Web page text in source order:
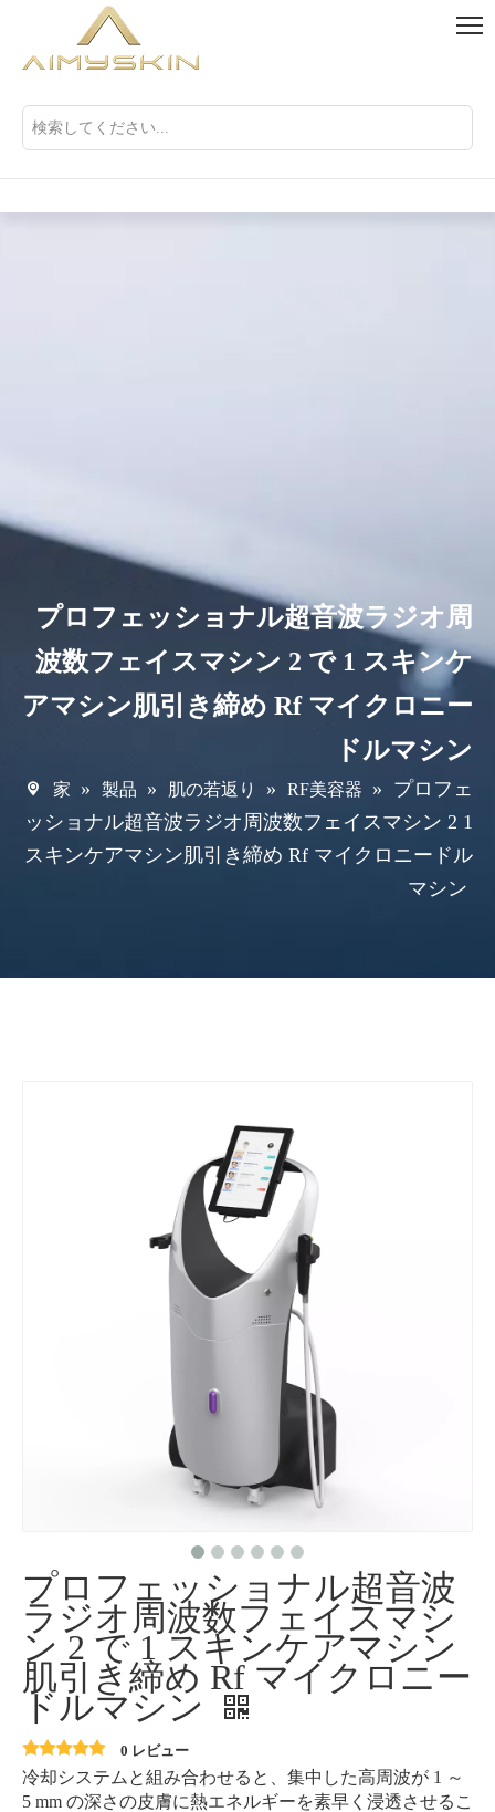
プロフェッショナル超音波ラジオ周
波数フェイスマシン 2 で 1 スキンケ
アマシン肌引き締め Rf マイクロニー
ドルマシン
家 » 製品 » 肌の若返り » RF美容器 » プロフェ
ッショナル超音波ラジオ周波数フェイスマシン 2 1
スキンケアマシン肌引き締め Rf マイクロニードル
マシン
プロフェッショナル超音波
ラジオ周波数フェイスマシ
ン 2 で 1 スキンケアマシン
肌引き締め Rf マイクロニー
ドルマシン
0 レビュー
冷却システムと組み合わせると、集中した高周波が 1 ～
5 mm の深さの皮膚に熱エネルギーを素早く浸透させるこ